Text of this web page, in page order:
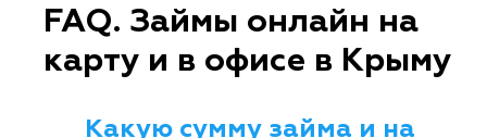
FAQ. Займы онлайн на
карту и в офисе в Крыму
Какую сумму займа и на